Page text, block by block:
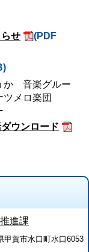
せ
(PDF
か 音楽グルー
メロ楽団
ウンロード
進課
甲賀市水口町水口6053